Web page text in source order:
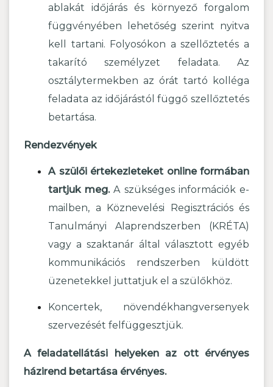
ablakát időjárás és környező forgalom
függvényében lehetőség szerint nyitva
kell tartani. Folyosókon a szellőztetés a
takarító személyzet feladata. Az
osztálytermekben az órát tartó kolléga
feladata az időjárástól függő szellőztetés
betartása.
Rendezvények
A szülői értekezleteket online formában
tartjuk meg.A szükséges információk e-
mailben, a Köznevelési Regisztrációs és
Tanulmányi Alaprendszerben (KRÉTA)
vagy a szaktanár által választott egyéb
kommunikációs rendszerben küldött
üzenetekkel juttatjuk el a szülőkhöz.
Koncertek, növendékhangversenyek
szervezését felfüggesztjük.
A feladatellátási helyeken az ott érvényes
házirend betartása érvényes.